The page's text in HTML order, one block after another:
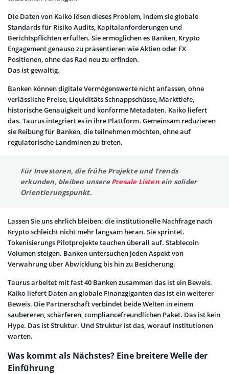
Die Daten von Kaiko lösen dieses Problem, indem sie globale
Standards für Risiko Audits, Kapitalanforderungen und
Berichtspflichten erfüllen. Sie ermöglichen es Banken, Krypto
Engagement genauso zu präsentieren wie Aktien oder FX
Positionen, ohne das Rad neu zu erfinden.
Das ist gewaltig.
Banken können digitale Vermögenswerte nicht anfassen, ohne
verlässliche Preise, Liquiditäts Schnappschüsse, Markttiefe,
historische Genauigkeit und konforme Metadaten. Kaiko liefert
das. Taurus integriert es in ihre Plattform. Gemeinsam reduzieren
sie Reibung für Banken, die teilnehmen möchten, ohne auf
regulatorische Landminen zu treten.
Für Investoren, die frühe Projekte und Trends
erkunden, bleiben unserePresale Listenein solider
Orientierungspunkt.
Lassen Sie uns ehrlich bleiben: die institutionelle Nachfrage nach
Krypto schleicht nicht mehr langsam heran. Sie sprintet.
Tokenisierungs Pilotprojekte tauchen überall auf. Stablecoin
Volumen steigen. Banken untersuchen jeden Aspekt von
Verwahrung über Abwicklung bis hin zu Besicherung.
Taurus arbeitet mit fast 40 Banken zusammen das ist ein Beweis.
Kaiko liefert Daten an globale Finanzgiganten das ist ein weiterer
Beweis. Die Partnerschaft verbindet beide Welten in einem
saubereren, schärferen, compliancefreundlichen Paket. Das ist kein
Hype. Das ist Struktur. Und Struktur ist das, worauf Institutionen
warten.
Was kommt als Nächstes? Eine breitere Welle der
Einführung